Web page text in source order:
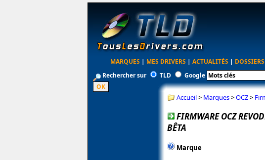
MARQUES | MES DRIVERS | ACTUALITÉS | DOSSIERS
Rechercher sur
TLD Google
Accueil> Marques>OCZ>
FIRMWARE OCZ
BÊTA
Marque